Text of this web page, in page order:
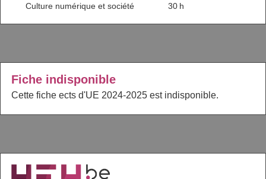
Culture numérique et société 30 h
Fiche indisponible
Cette fiche ects d'UE 2024-2025 est indisponible.